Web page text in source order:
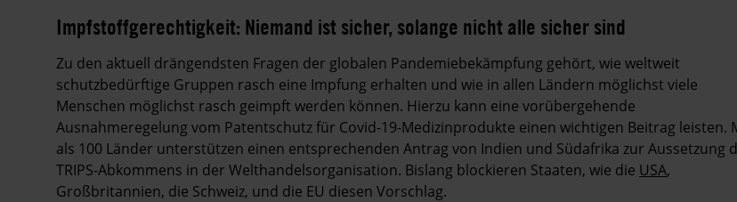
Impfstoffgerechtigkeit: Niemand ist sicher, solange nicht alle sicher sind
Zu den aktuell drängendsten Fragen der globalen Pandemiebekämpfung gehört, wie weltweit
schutzbedürftige Gruppen rasch eine Impfung erhalten und wie in allen Ländern möglichst viele
Menschen möglichst rasch geimpft werden können. Hierzu kann eine vorübergehende
Ausnahmeregelung vom Patentschutz für Covid-19-Medizinprodukte einen wichtigen Beitrag leisten.
als 100 Länder unterstützen einen entsprechenden Antrag von Indien und Südafrika zur Aussetzung
TRIPS-Abkommens in der Welthandelsorganisation. Bislang blockieren Staaten, wie die USA,
Großbritannien, die Schweiz, und die EU diesen Vorschlag.